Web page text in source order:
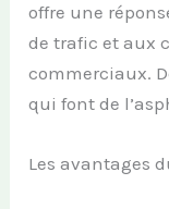
offre une
de trafic et aux
commerciaux.
qui font de
Les avantages